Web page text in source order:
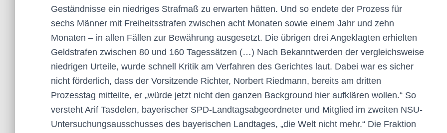
Geständnisse ein niedriges Strafmaß zu erwarten hätten. Und so endete der Prozess für
sechs Männer mit Freiheitsstrafen zwischen acht Monaten sowie einem Jahr und zehn
Monaten – in allen Fällen zur Bewährung ausgesetzt. Die übrigen drei Angeklagten erhielten
Geldstrafen zwischen 80 und 160 Tagessätzen (…) Nach Bekanntwerden der vergleichsweise
niedrigen Urteile, wurde schnell Kritik am Verfahren des Gerichtes laut. Dabei war es sicher
nicht förderlich, dass der Vorsitzende Richter, Norbert Riedmann, bereits am dritten
Prozesstag mitteilte, er „würde jetzt nicht den ganzen Background hier aufklären wollen.“ So
versteht Arif Tasdelen, bayerischer SPD-Landtagsabgeordneter und Mitglied im zweiten NSU-
Untersuchungsausschusses des bayerischen Landtages, „die Welt nicht mehr.“ Die Fraktion